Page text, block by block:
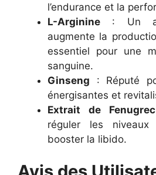
l’endurance et la
L-Arginine : Un
augmente la
essentiel pour une
sanguine.
Ginseng : Réputé
énergisantes et
Extrait de Fenugrec
réguler les
booster la libido.